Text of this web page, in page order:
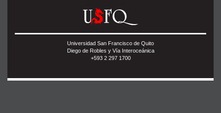
Universidad San Francisco de Quito
Diego de Robles y Vía Interoceánica
+593 2 297 1700